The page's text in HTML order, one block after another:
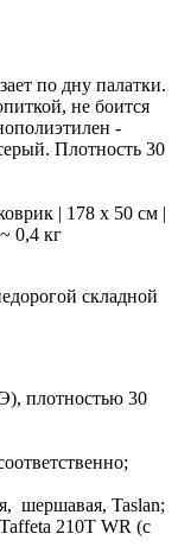
по дну палатки.
не боится
-
Плотность 30
| 178 х 50 см |
0,4 кг
складной
плотностью 30
шершавая, Taslan;
210Т WR (с